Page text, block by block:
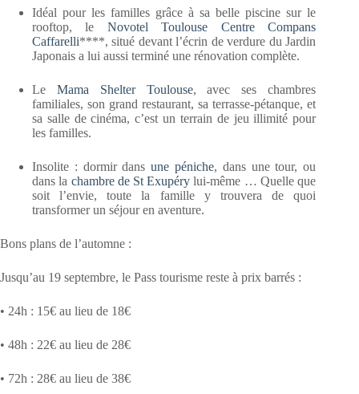
Idéal pour les familles grâce à sa belle piscine sur le
rooftop, le Novotel Toulouse Centre Compans
Caffarelli****, situé devant l’écrin de verdure du Jardin
Japonais a lui aussi terminé une rénovation complète.
Le Mama Shelter Toulouse, avec ses chambres
familiales, son grand restaurant, sa terrasse-pétanque, et
sa salle de cinéma, c’est un terrain de jeu illimité pour
les familles.
Insolite : dormir dansune péniche, dans une tour, ou
dans la chambre de St Exupéry lui-même … Quelle que
soit l’envie, toute la famille y trouvera de quoi
transformer un séjour en aventure.
Bons plans de l’automne :
Jusqu’au 19 septembre, le Pass tourisme reste à prix barrés :
• 24h : 15€ au lieu de 18€
• 48h : 22€ au lieu de 28€
• 72h : 28€ au lieu de 38€